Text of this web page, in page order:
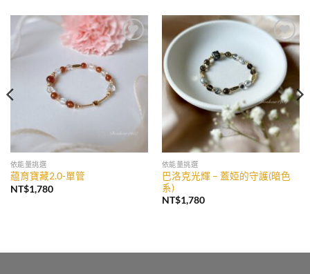
加入
依能量挑選
藴育寶藏2.0-單管
NT$1,780
加入
收藏
依能量挑選
巴洛克光輝 – 蓋婭的守護(暗色
系)
NT$1,780